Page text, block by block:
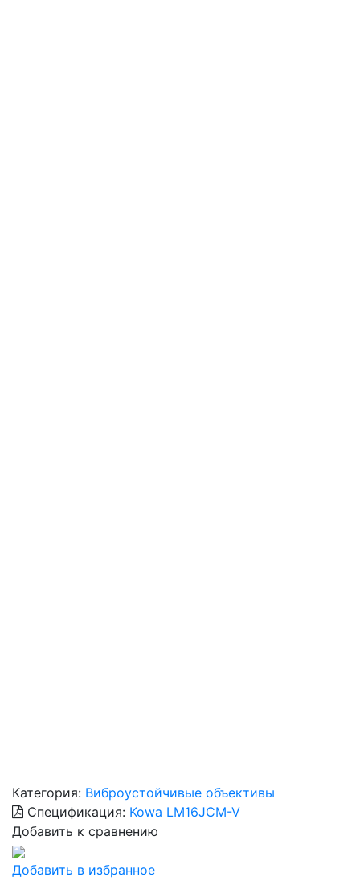
Категория: Виброустойчивые объективы
Спецификация: Kowa LM16JCM-V
Добавить к сравнению
Добавить в избранное